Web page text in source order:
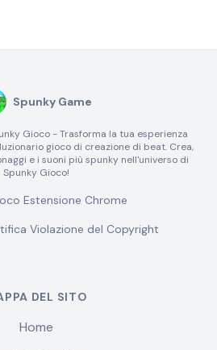
Spunky Game
Gioco - Trasforma la tua esperienza
gioco di creazione di beat. Crea,
e i suoni più spunky nell'universo di
Spunky Gioco!
Estensione Chrome
Violazione del Copyright
DEL SITO
Home